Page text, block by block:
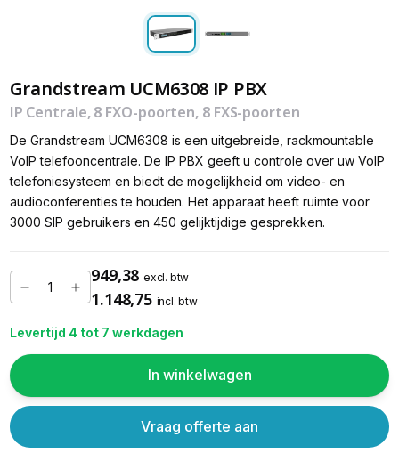
Grandstream UCM6308 IP PBX
IP Centrale, 8 FXO-poorten, 8 FXS-poorten
De Grandstream UCM6308 is een uitgebreide, rackmountable
VoIP telefooncentrale. De IP PBX geeft u controle over uw VoIP
telefoniesysteem en biedt de mogelijkheid om video- en
audioconferenties te houden. Het apparaat heeft ruimte voor
3000 SIP gebruikers en 450 gelijktijdige gesprekken.
949,38 excl. btw
1.148,75 incl. btw
Levertijd 4 tot 7 werkdagen
In winkelwagen
Vraag offerte aan